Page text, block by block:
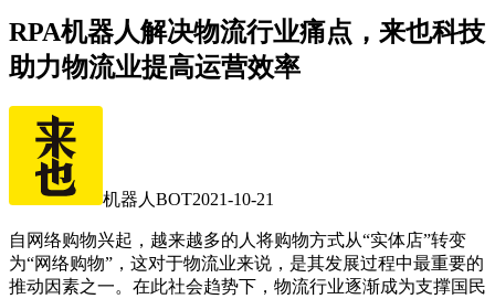
RPA机器人解决物流行业痛点，来也科技
助力物流业提高运营效率
机器人BOT2021-10-21
自网络购物兴起，越来越多的人将购物方式从“实体店”转变
为“网络购物”，这对于物流业来说，是其发展过程中最重要的
推动因素之一。在此社会趋势下，物流行业逐渐成为支撑国民